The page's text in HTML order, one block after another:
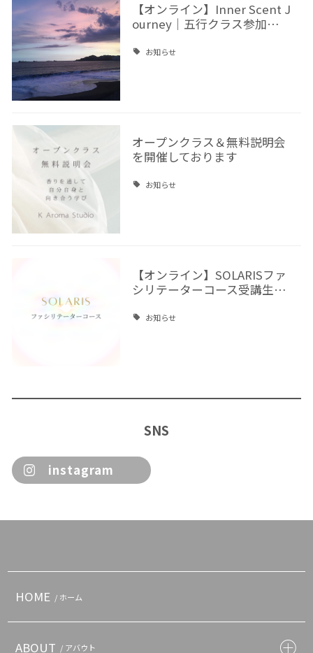
【オンライン】Inner Scent J
ourney｜五行クラス参加…
お知らせ
オープンクラス＆無料説明会
を開催しております
お知らせ
【オンライン】SOLARISファ
シリテーターコース受講生…
お知らせ
SNS
instagram
HOME / ホーム
ABOUT / アバウト